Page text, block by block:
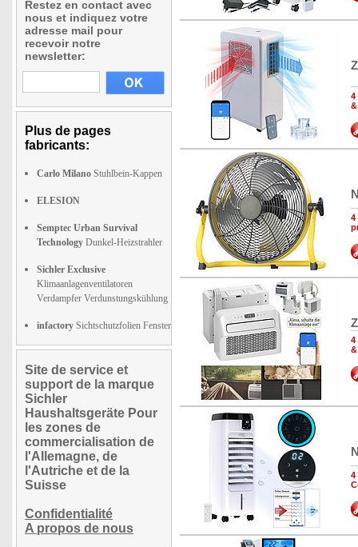
Restez en contact avec
nous et indiquez votre
adresse mail pour
recevoir notre
newsletter:
Plus de pages
fabricants:
Carlo Milano Stuhlbein-Kappen
ELESION
Semptec Urban Survival
Technology Dunkel-Heizstrahler
Sichler Exclusive
Klimaanlagenventilatoren
Verdampfer Verdunstungskühlung
infactory Sichtschutzfolien Fenster
Site de service et
support de la marque
Sichler
Haushaltsgeräte Pour
les zones de
commercialisation de
l'Allemagne, de
l'Autriche et de la
Suisse
Confidentialité
A propos de nous
4
4
4
4